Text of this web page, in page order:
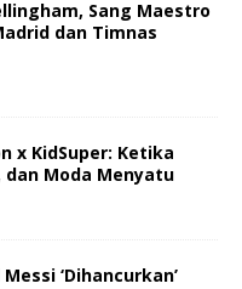
Sang Maestro
dan Timnas
x KidSuper: Ketika
dan Moda Menyatu
‘Dihancurkan’